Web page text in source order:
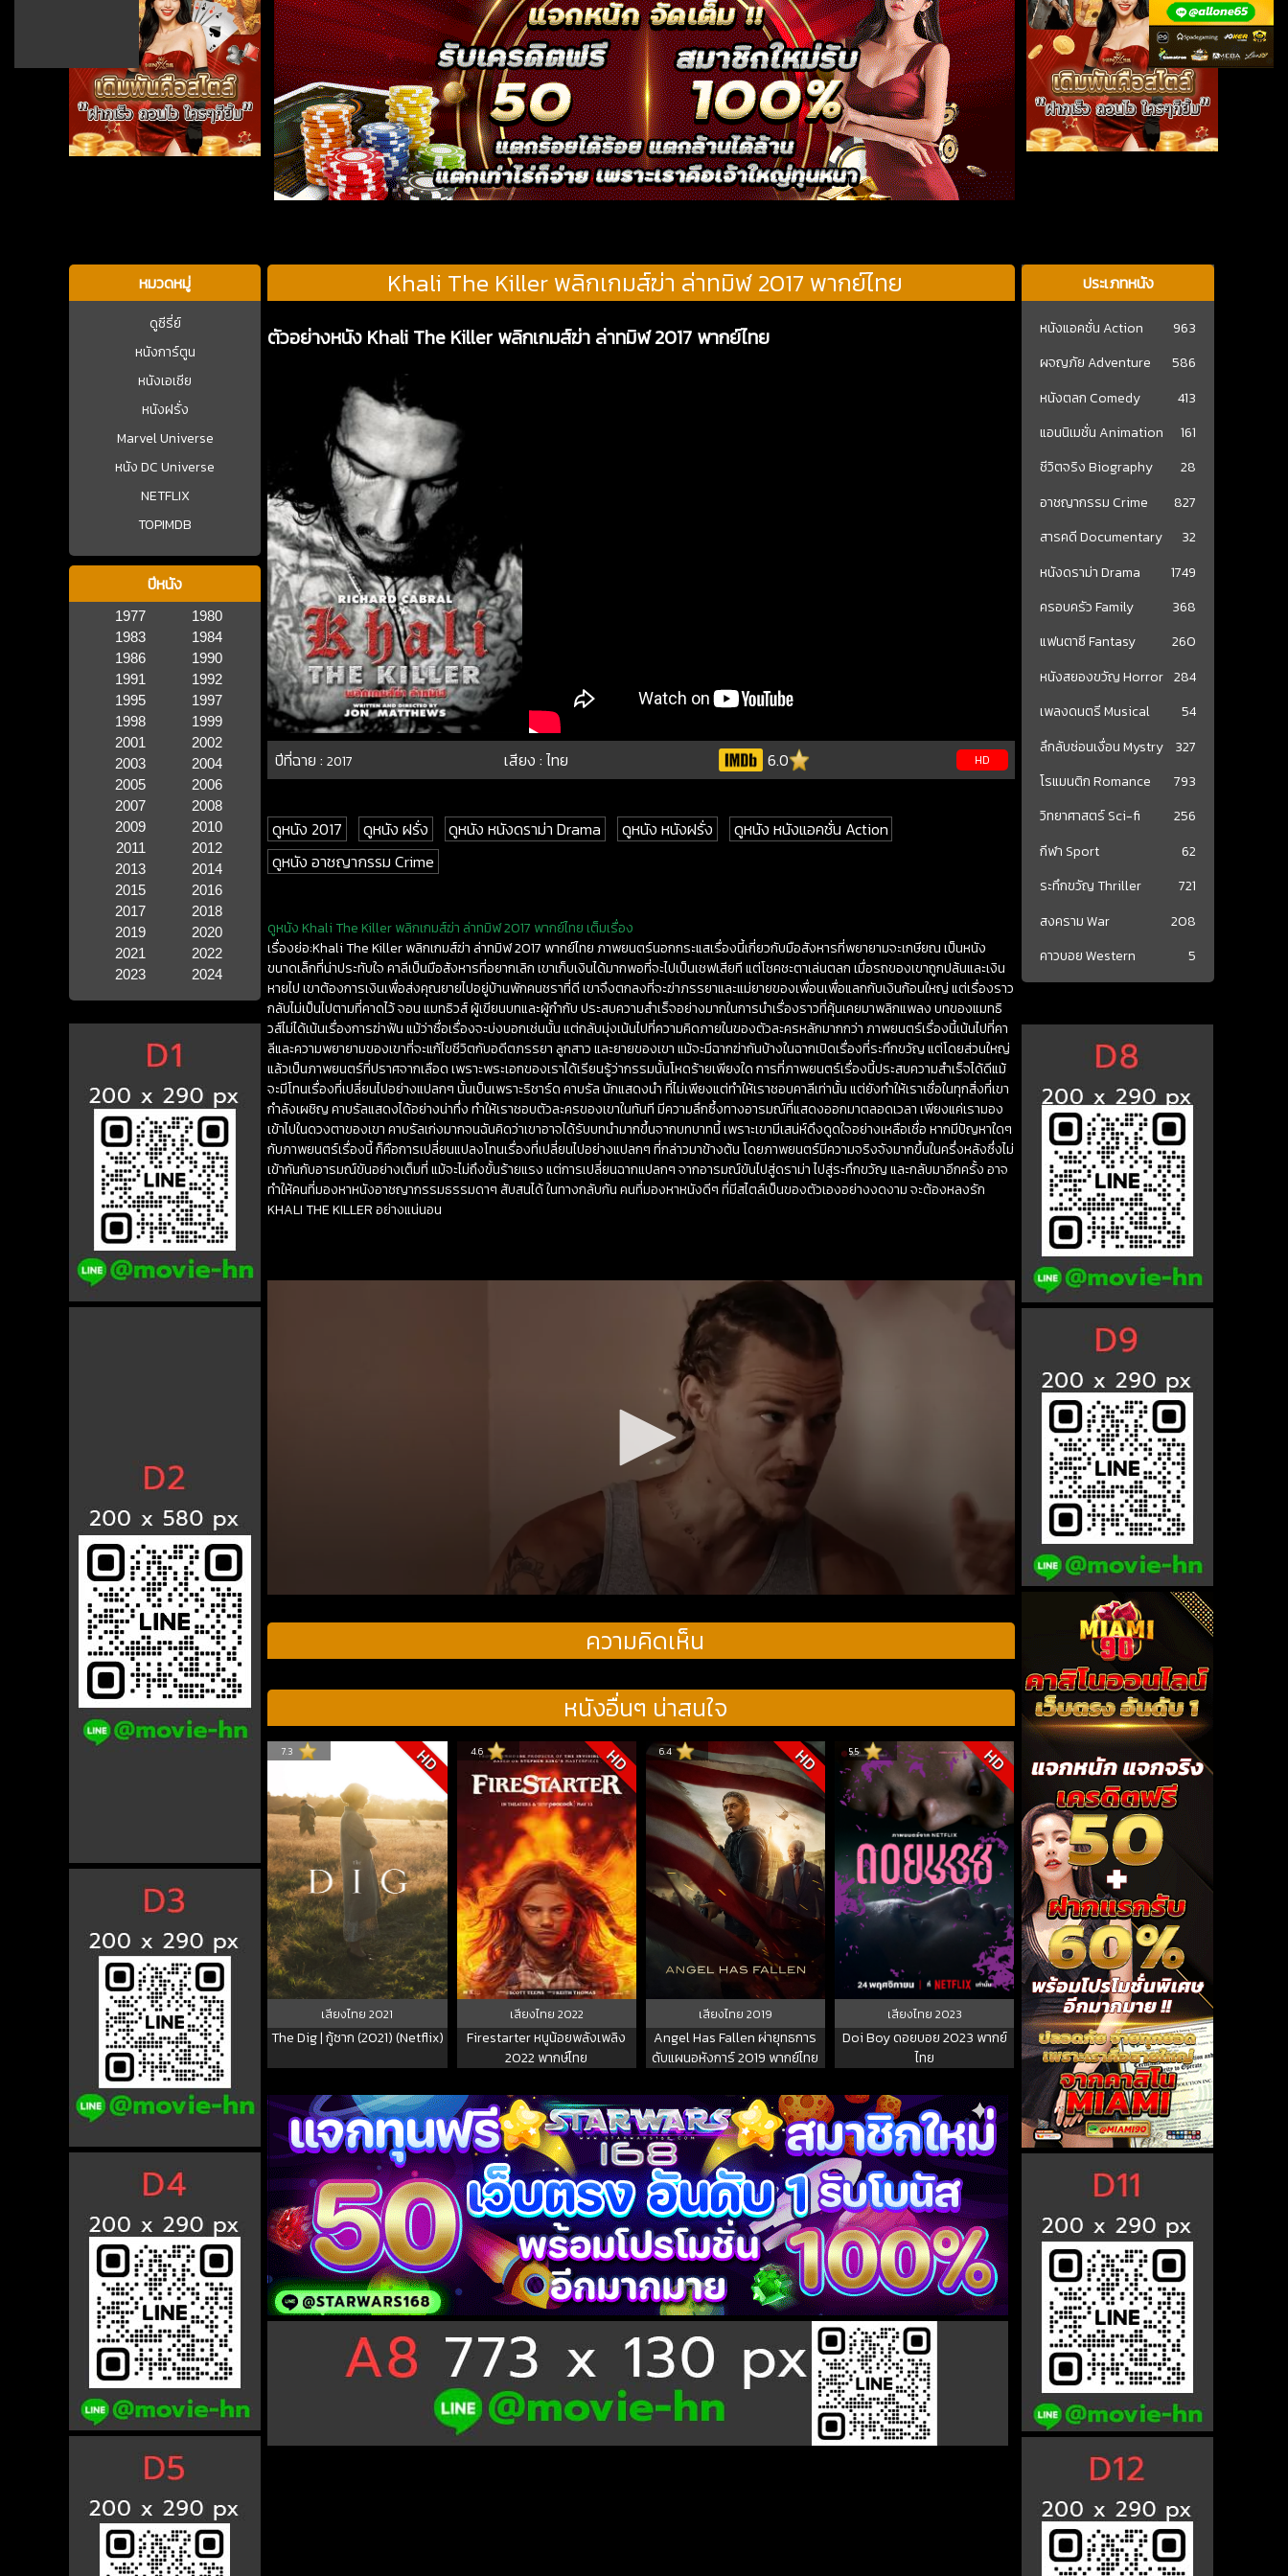
หมวดหมู่
ดูซีรี่ย์
หนังการ์ตูน
หนังเอเชีย
หนังฝรั่ง
Marvel Universe
หนัง DC Universe
NETFLIX
TOPIMDB
ปีหนัง
1977
1980
1983
1984
1986
1990
1991
1992
1995
1997
1998
1999
2001
2002
2003
2004
2005
2006
2007
2008
2009
2010
2011
2012
2013
2014
2015
2016
2017
2018
2019
2020
2021
2022
2023
2024
Khali The Killer พลิกเกมส์ฆ่า ล่าทมิฬ 2017 พากย์ไทย
ตัวอย่างหนัง Khali The Killer พลิกเกมส์ฆ่า ล่าทมิฬ 2017 พากย์ไทย
ปีที่ฉาย :2017 เสียง : ไทย 6.0 HD
ดูหนัง 2017 ดูหนัง ฝรั่ง ดูหนัง หนังดราม่า Drama ดูหนัง หนังฝรั่ง
ดูหนัง หนังแอคชั่น Action
ดูหนัง อาชญากรรม Crime
ดูหนัง Khali The Killer พลิกเกมส์ฆ่า ล่าทมิฬ 2017 พากย์ไทย เต็มเรื่อง
เรื่องย่อ:Khali The Killer พลิกเกมส์ฆ่า ล่าทมิฬ 2017 พากย์ไทย ภาพยนตร์นอกกระแสเรื่องนี้เกี่ยวกับมือสังหารที่พยายามจะเกษียณ เป็นหนัง
ขนาดเล็กที่น่าประทับใจ คาลีเป็นมือสังหารที่อยากเลิก เขาเก็บเงินได้มากพอที่จะไปเป็นเชฟเสียที แต่โชคชะตาเล่นตลก เมื่อรถของเขาถูกปล้นและเงิน
หายไป เขาต้องการเงินเพื่อส่งคุณยายไปอยู่บ้านพักคนชราที่ดี เขาจึงตกลงที่จะฆ่าภรรยาและแม่ยายของเพื่อนเพื่อแลกกับเงินก้อนใหญ่ แต่เรื่องราว
กลับไม่เป็นไปตามที่คาดไว้ จอน แมทธิวส์ ผู้เขียนบทและผู้กำกับ ประสบความสำเร็จอย่างมากในการนำเรื่องราวที่คุ้นเคยมาพลิกแพลง บทของแมทธิ
วส์ไม่ได้เน้นเรื่องการฆ่าฟัน แม้ว่าชื่อเรื่องจะบ่งบอกเช่นนั้น แต่กลับมุ่งเน้นไปที่ความคิดภายในของตัวละครหลักมากกว่า ภาพยนตร์เรื่องนี้เน้นไปที่คา
ลีและความพยายามของเขาที่จะแก้ไขชีวิตกับอดีตภรรยา ลูกสาว และยายของเขา แม้จะมีฉากฆ่ากันบ้างในฉากเปิดเรื่องที่ระทึกขวัญ แต่โดยส่วนใหญ่
แล้วเป็นภาพยนตร์ที่ปราศจากเลือด เพราะพระเอกของเราได้เรียนรู้ว่ากรรมนั้นโหดร้ายเพียงใด การที่ภาพยนตร์เรื่องนี้ประสบความสำเร็จได้ดีแม้
จะมีโทนเรื่องที่เปลี่ยนไปอย่างแปลกๆ นั้นเป็นเพราะริชาร์ด คาบรัล นักแสดงนำ ที่ไม่เพียงแต่ทำให้เราชอบคาลีเท่านั้น แต่ยังทำให้เราเชื่อในทุกสิ่งที่เขา
กำลังเผชิญ คาบรัลแสดงได้อย่างน่าทึ่ง ทำให้เราชอบตัวละครของเขาในทันที มีความลึกซึ้งทางอารมณ์ที่แสดงออกมาตลอดเวลา เพียงแค่เรามอง
เข้าไปในดวงตาของเขา คาบรัลเก่งมากจนฉันคิดว่าเขาอาจได้รับบทนำมากขึ้นจากบทบาทนี้ เพราะเขามีเสน่ห์ดึงดูดใจอย่างเหลือเชื่อ หากมีปัญหาใดๆ
กับภาพยนตร์เรื่องนี้ ก็คือการเปลี่ยนแปลงโทนเรื่องที่เปลี่ยนไปอย่างแปลกๆ ที่กล่าวมาข้างต้น โดยภาพยนตร์มีความจริงจังมากขึ้นในครึ่งหลังซึ่งไม่
เข้ากันกับอารมณ์ขันอย่างเต็มที่ แม้จะไม่ถึงขั้นร้ายแรง แต่การเปลี่ยนฉากแปลกๆ จากอารมณ์ขันไปสู่ดราม่า ไปสู่ระทึกขวัญ และกลับมาอีกครั้ง อาจ
ทำให้คนที่มองหาหนังอาชญากรรมธรรมดาๆ สับสนได้ ในทางกลับกัน คนที่มองหาหนังดีๆ ที่มีสไตล์เป็นของตัวเองอย่างงดงาม จะต้องหลงรัก
KHALI THE KILLER อย่างแน่นอน
ความคิดเห็น
หนังอื่นๆ น่าสนใจ
7.3 HD
เสียงไทย2021
The Dig | กู้ซาก (2021) (Netflix)
4.6 HD
เสียงไทย 2022
Firestarter หนูน้อยพลังเพลิง
2022 พากษ์ไทย
6.4 HD
เสียงไทย 2019
Angel Has Fallen ผ่ายุทธการ
ดับแผนอหังการ์ 2019 พากย์ไทย
5.5 HD
เสียงไทย 2023
Doi Boy ดอยบอย 2023 พากย์
ไทย
ประเภทหนัง
หนังแอคชั่น Action
963
ผจญภัย Adventure
586
หนังตลก Comedy
413
แอนนิเมชั่น Animation
161
ชีวิตจริง Biography
28
อาชญากรรม Crime
827
สารคดี Documentary
32
หนังดราม่า Drama
1749
ครอบครัว Family
368
แฟนตาซี Fantasy
260
หนังสยองขวัญ Horror 284
เพลงดนตรี Musical
54
ลึกลับซ่อนเงื่อน Mystry
327
โรแมนติก Romance
793
วิทยาศาสตร์ Sci-fi
256
กีฬา Sport
62
ระทึกขวัญ Thriller
721
สงคราม War
208
คาวบอย Western
5